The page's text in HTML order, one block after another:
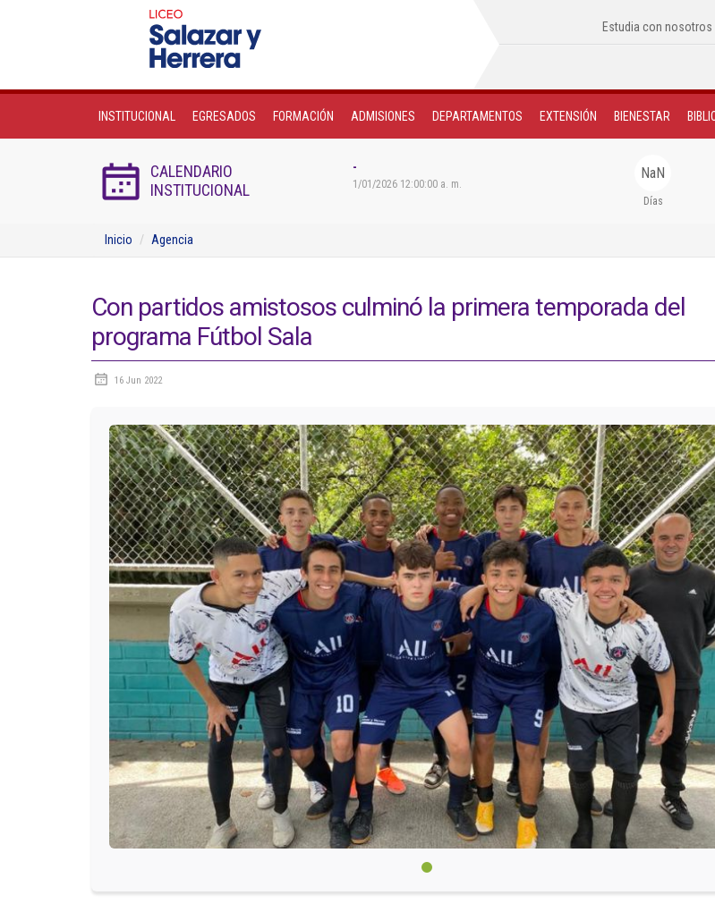
Estudia con nosotros
INSTITUCIONAL EGRESADOS FORMACIÓN ADMISIONES DEPARTAMENTOS EXTENSIÓN BIENESTAR
CALENDARIO
INSTITUCIONAL
-
1/01/2026 12:00:00 a. m.
NaN
Días
Inicio Agencia
Con partidos amistosos culminó la primera temporada del
programa Fútbol Sala
16 Jun 2022